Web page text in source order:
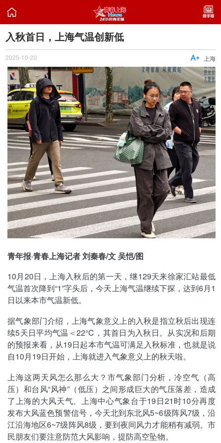

入秋首日，上海气温创新低
2025-10-20 上海

青年报·青春上海记者 刘秦春/文 吴恺/图
10月20日，上海入秋后的第一天，继129天来徐家汇站最低
气温首次降到“1”字头后，今天上海气温继续下探，达到6月1
日以来本市气温新低。
据气象部门介绍，上海气象意义上的入秋是指立秋后出现连
续5天日平均气温＜22℃，其首日为入秋日。从实况和后期
的预报来看，从19日起本市气温可满足入秋标准，也就是说
自10月19日开始，上海就进入气象意义上的秋天啦。
上海这两天风怎么那么大？市气象部门分析，冷空气（高
压）和台风“风神”（低压）之间形成巨大的气压落差，造成
了上海的大风天气。上海中心气象台于19日21时10分再度
发布大风蓝色预警信号，今天北到东北风5~6级阵风7级，沿
江沿海地区6~7级阵风8级，要到夜间风力才能稍有减弱。市
民朋友们要注意防范大风影响，提防高空坠物。